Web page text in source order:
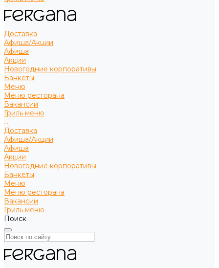
Доставка
Афиша/Акции
Афиша
Акции
Новогодние корпоративы
Банкеты
Меню
Меню ресторана
Вакансии
Гриль меню
...
Доставка
Афиша/Акции
Афиша
Акции
Новогодние корпоративы
Банкеты
Меню
Меню ресторана
Вакансии
Гриль меню
Поиск